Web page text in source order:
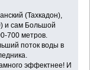
(Тахкадон),
и сам Большой
700 метров.
поток воды в
эффектнее! И